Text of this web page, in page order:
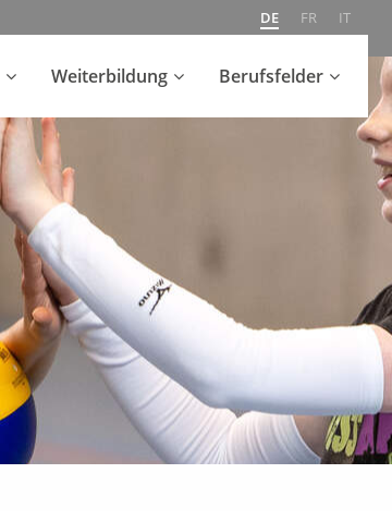
DE FR IT
Weiterbildung Berufsfelder